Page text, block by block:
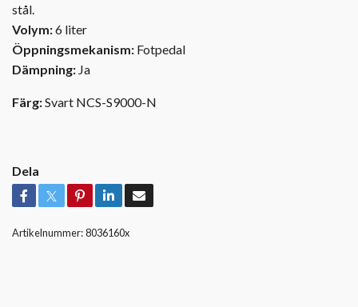
stål.
Volym:6 liter
Öppningsmekanism: Fotpedal
Dämpning: Ja
Färg:Svart NCS-S9000-N
Dela
Artikelnummer:8036160x